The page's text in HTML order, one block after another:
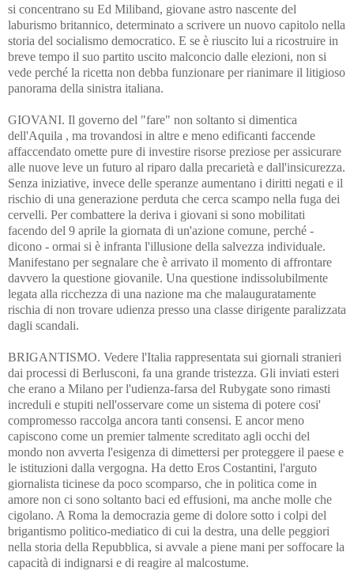
si concentrano su Ed Miliband, giovane astro nascente del
laburismo britannico, determinato a scrivere un nuovo capitolo nella
storia del socialismo democratico. E se è riuscito lui a ricostruire in
breve tempo il suo partito uscito malconcio dalle elezioni, non si
vede perché la ricetta non debba funzionare per rianimare il litigioso
panorama della sinistra italiana.
GIOVANI. Il governo del "fare" non soltanto si dimentica
dell'Aquila , ma trovandosi in altre e meno edificanti faccende
affaccendato omette pure di investire risorse preziose per assicurare
alle nuove leve un futuro al riparo dalla precarietà e dall'insicurezza.
Senza iniziative, invece delle speranze aumentano i diritti negati e il
rischio di una generazione perduta che cerca scampo nella fuga dei
cervelli. Per combattere la deriva i giovani si sono mobilitati
facendo del 9 aprile la giornata di un'azione comune, perché -
dicono - ormai si è infranta l'illusione della salvezza individuale.
Manifestano per segnalare che è arrivato il momento di affrontare
davvero la questione giovanile. Una questione indissolubilmente
legata alla ricchezza di una nazione ma che malauguratamente
rischia di non trovare udienza presso una classe dirigente paralizzata
dagli scandali.
BRIGANTISMO. Vedere l'Italia rappresentata sui giornali stranieri
dai processi di Berlusconi, fa una grande tristezza. Gli inviati esteri
che erano a Milano per l'udienza-farsa del Rubygate sono rimasti
increduli e stupiti nell'osservare come un sistema di potere cosi'
compromesso raccolga ancora tanti consensi. E ancor meno
capiscono come un premier talmente screditato agli occhi del
mondo non avverta l'esigenza di dimettersi per proteggere il paese e
le istituzioni dalla vergogna. Ha detto Eros Costantini, l'arguto
giornalista ticinese da poco scomparso, che in politica come in
amore non ci sono soltanto baci ed effusioni, ma anche molle che
cigolano. A Roma la democrazia geme di dolore sotto i colpi del
brigantismo politico-mediatico di cui la destra, una delle peggiori
nella storia della Repubblica, si avvale a piene mani per soffocare la
capacità di indignarsi e di reagire al malcostume.